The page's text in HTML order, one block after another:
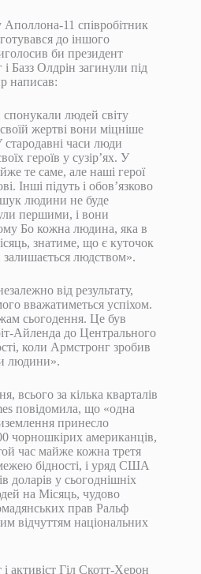
11 співробітник
до іншого
би президент
Базз Олдрін загинули під
написав:
людей світу
жертві вони міцніше
часи люди
героїв у сузір’ях. У
те саме, але наші герої
Інші підуть і обов’язково
людини не буде
першими, і вони
Бо кожна людина, яка в
знатиме, що є куточок
залишається людством».
від результату,
вважатиметься успіхом.
сьогодення. Це був
Айленда до Центрального
коли Армстронг зробив
людини».
всього за кілька кварталів
повідомила, що «одна
принесло
чорношкірих американців,
час майже кожна третя
бідності, і уряд США
доларів у сьогоднішніх
на Місяць, чудово
прав Ральф
відчуттям національних
активіст Гіл Скотт-Херон